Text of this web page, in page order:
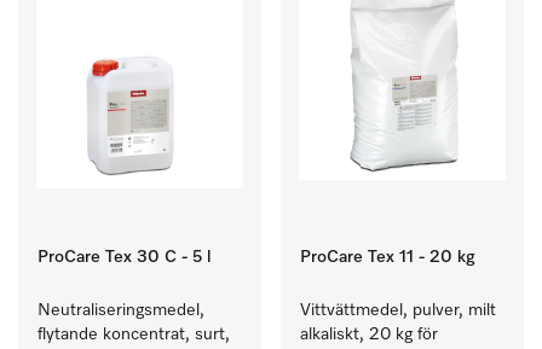
ProCare Tex 30 C - 5 l
Neutraliseringsmedel,
flytande koncentrat, surt,
ProCare Tex 11 - 20 kg
Vittvättmedel, pulver, milt
alkaliskt, 20 kg för